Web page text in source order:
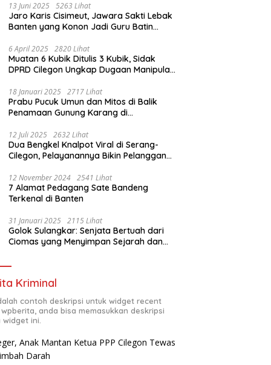
13 Juni 2025 5263 Lihat
Jaro Karis Cisimeut, Jawara Sakti Lebak
Banten yang Konon Jadi Guru Batin
6 April 2025 2820 Lihat
Muatan 6 Kubik Ditulis 3 Kubik, Sidak
DPRD Cilegon Ungkap Dugaan Manipulasi
18 Januari 2025 2717 Lihat
Prabu Pucuk Umun dan Mitos di Balik
Penamaan Gunung Karang di
12 Juli 2025 2632 Lihat
Dua Bengkel Knalpot Viral di Serang-
Cilegon, Pelayanannya Bikin Pelanggan
12 November 2024 2541 Lihat
7 Alamat Pedagang Sate Bandeng
Terkenal di Banten
31 Januari 2025 2115 Lihat
Golok Sulangkar: Senjata Bertuah dari
Ciomas yang Menyimpan Sejarah dan
Kriminal
contoh deskripsi untuk widget recent
anda bisa memasukkan deskripsi
widget ini.